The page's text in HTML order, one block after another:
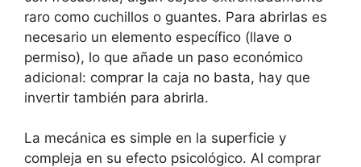
raro como cuchillos o guantes. Para abrirlas es
necesario un elemento específico (llave o
permiso), lo que añade un paso económico
adicional: comprar la caja no basta, hay que
invertir también para abrirla.
La mecánica es simple en la superficie y
compleja en su efecto psicológico. Al comprar